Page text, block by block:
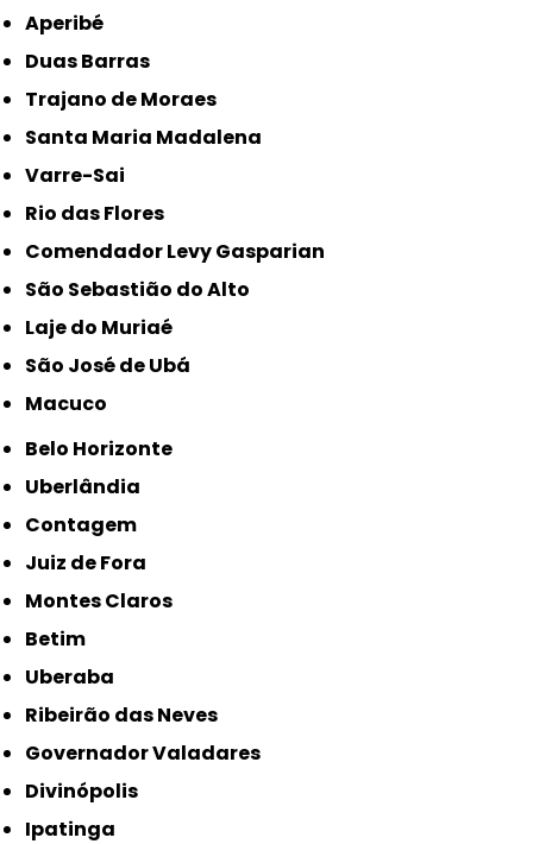
Aperibé
Duas Barras
Trajano de Moraes
Santa Maria Madalena
Varre-Sai
Rio das Flores
Comendador Levy Gasparian
São Sebastião do Alto
Laje do Muriaé
São José de Ubá
Macuco
Belo Horizonte
Uberlândia
Contagem
Juiz de Fora
Montes Claros
Betim
Uberaba
Ribeirão das Neves
Governador Valadares
Divinópolis
Ipatinga